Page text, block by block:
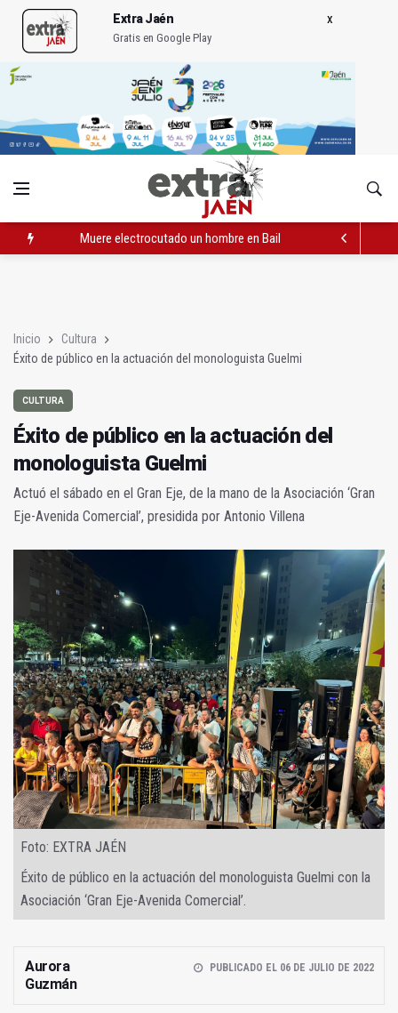
Extra Jaén
Gratis en Google Play
Muere electrocutado un hombre en Bailén en una torre
Inicio
Cultura
Éxito de público en la actuación del monologuista Guelmi
CULTURA
Éxito de público en la actuación del
monologuista Guelmi
Actuó el sábado en el Gran Eje, de la mano de la Asociación ‘Gran
Eje-Avenida Comercial’, presidida por Antonio Villena
Foto: EXTRA JAÉN
Éxito de público en la actuación del monologuista Guelmi con la
Asociación ‘Gran Eje-Avenida Comercial’.
Aurora
Guzmán
PUBLICADO EL 06 DE JULIO DE 2022